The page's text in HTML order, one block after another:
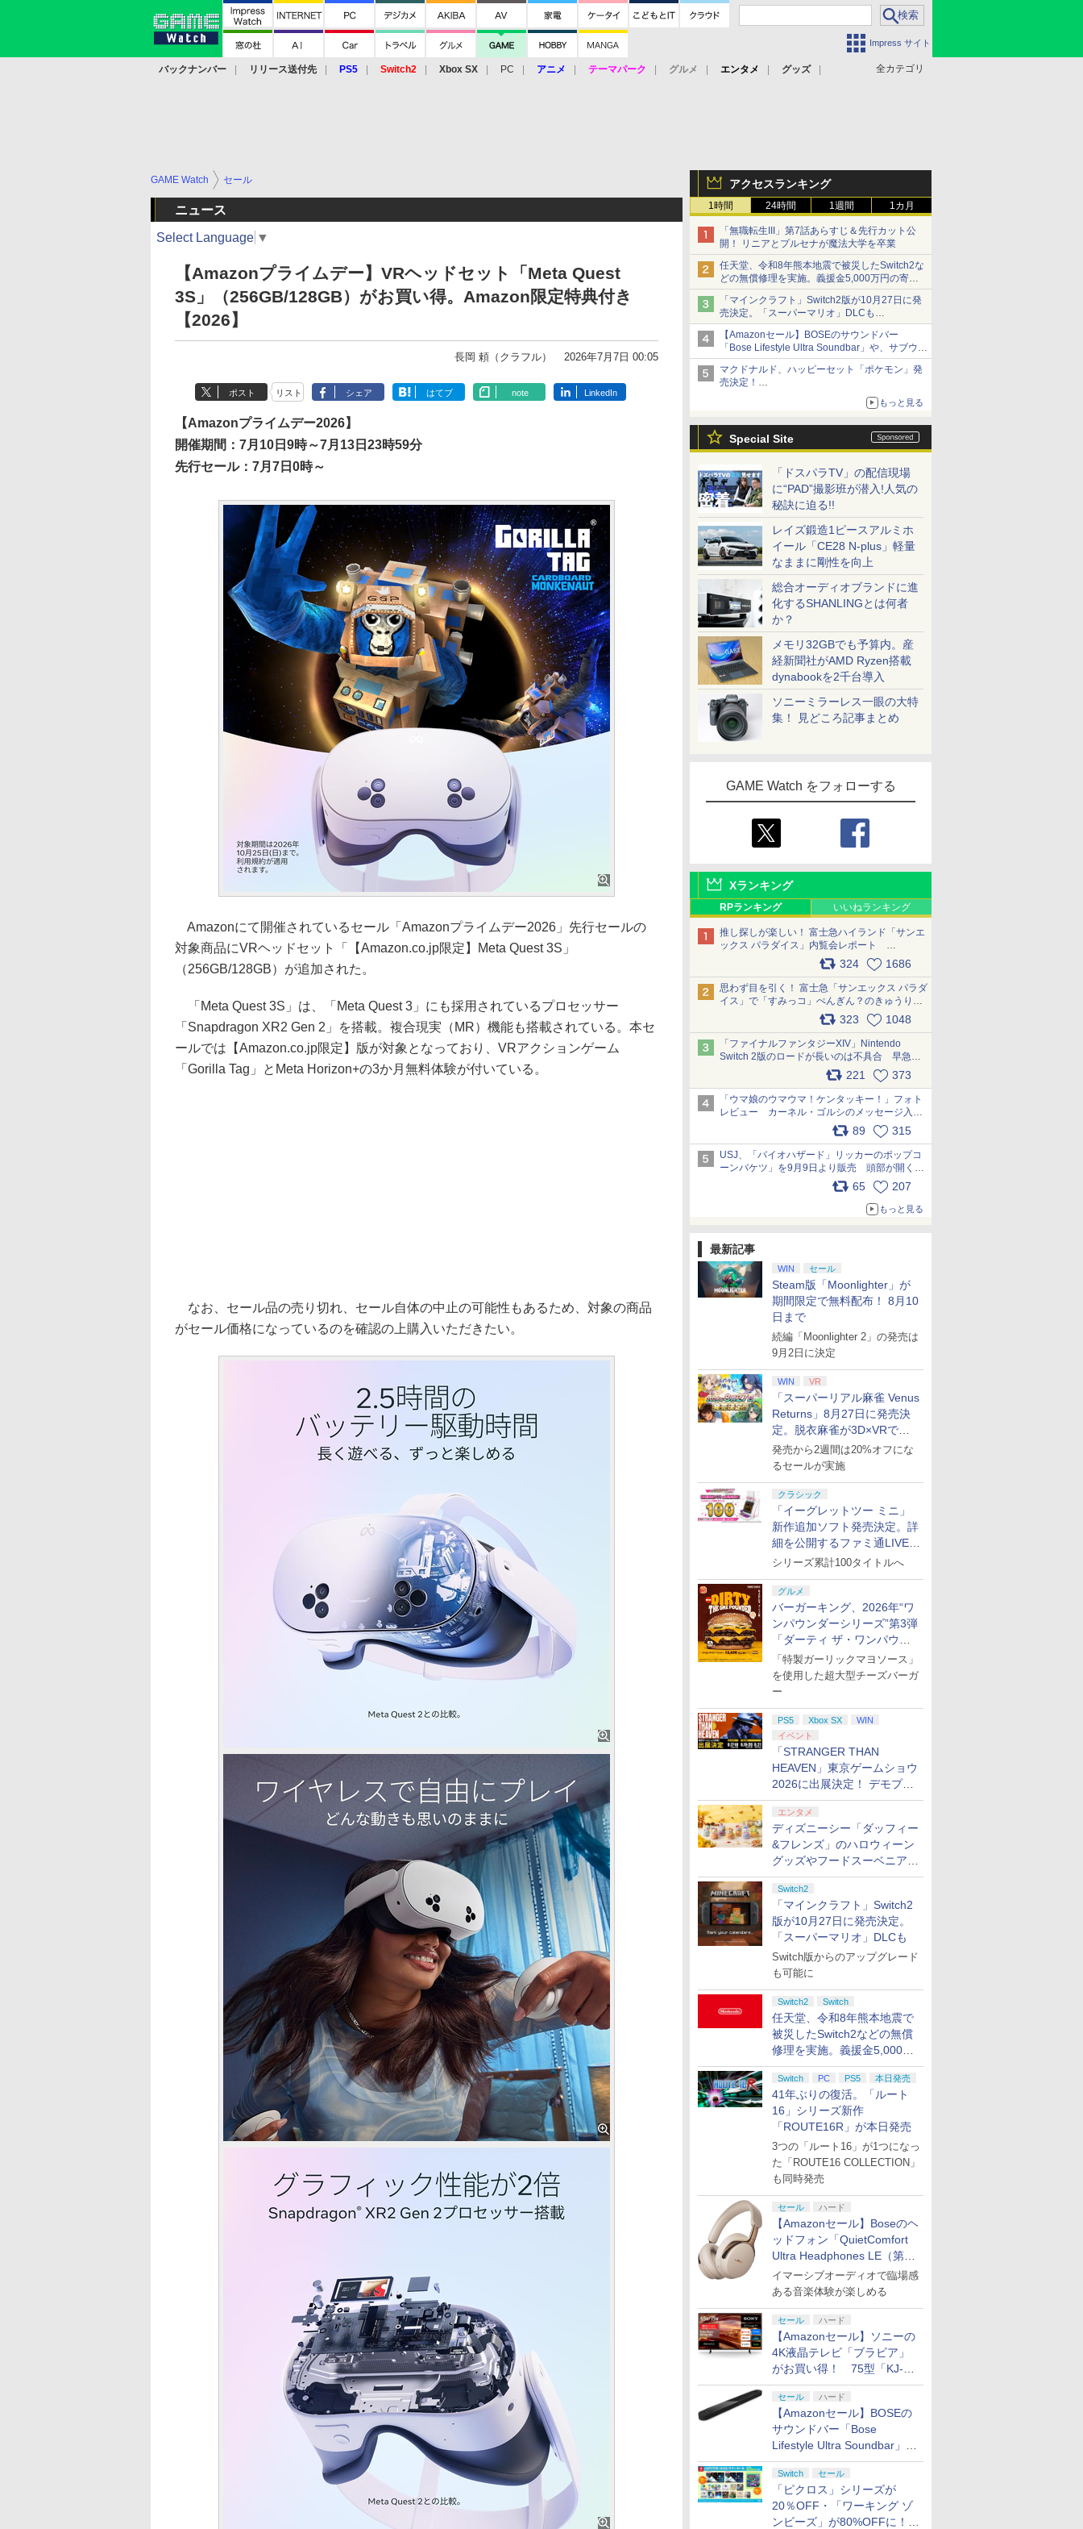
Impress サイト
全カテゴリ
バックナンバー リリース送付先 PS5 Switch2 Xbox SX PC アニメ テーマパーク グルメ エンタメ
グッズ
アクセスランキング
1時間 24時間 1週間 1カ月
「無職転生III」第7話あらすじ＆先行カット公
開！ リニアとプルセナが魔法大学を卒業
任天堂、令和8年熊本地震で被災したSwitch2な
どの無償修理を実施。義援金5,000万円の寄付
も発表
「マインクラフト」Switch2版が10月27日に発
売決定。「スーパーマリオ」DLCも
Switch版からのアップグレードも可能に
【Amazonセール】BOSEのサウンドバー
「Bose Lifestyle Ultra Soundbar」や、サブウー
ファー「Bose Lifestyle Ultra Subwoofer」など
お買い得！
マクドナルド、ハッピーセット「ポケモン」発
売決定！
ポケモン30周年記念で30匹が大集合
もっと見る
Special Site
「ドスパラTV」の配信現場
に“PAD”撮影班が潜入!人気の
秘訣に迫る!!
レイズ鍛造1ピースアルミホ
イール「CE28 N-plus」軽量
なままに剛性を向上
総合オーディオブランドに進
化するSHANLINGとは何者
か？
メモリ32GBでも予算内。産
経新聞社がAMD Ryzen搭載
dynabookを2千台導入
ソニーミラーレス一眼の大特
集！ 見どころ記事まとめ
GAME Watch をフォローする
Xランキング
RPランキング いいねランキング
推し探しが楽しい！ 富士急ハイランド「サンエ
ックス パラダイス」内覧会レポート
324 1686
思わず目を引く！ 富士急「サンエックス パラダ
イス」で「すみっコ」ぺんぎん？のきゅうりド
ッグを食べてみた イラストそのままのメニュ
ー化に挑戦。これが意外にもおいしい
pic.x.com/Kgl04hZaeg
323 1048
「ファイナルファンタジーXIV」Nintendo
Switch 2版のロードが長いのは不具合 早急に
アップデートできるよう対応中221 373
「ウマ娘のウマウマ！ケンタッキー！」フォト
レビュー カーネル・ゴルシのメッセージ入り
パッケージや描き下ろしトレカなどが登場
89 315
USJ、「バイオハザード」リッカーのポップコ
ーンバケツ」を9月9日より販売 頭部が開く仕
組み。味は恐怖を堪のう「味噌フレーバー」
65 207
もっと見る
最新記事
WIN セール
Steam版「Moonlighter」が
期間限定で無料配布！ 8月10
日まで
続編「Moonlighter 2」の発売は
9月2日に決定
WIN VR
「スーパーリアル麻雀 Venus
Returns」8月27日に発売決
定。脱衣麻雀が3D×VRで復
活
発売から2週間は20%オフにな
るセールが実施
クラシック
「イーグレットツー ミニ」
新作追加ソフト発売決定。詳
細を公開するファミ通LIVEが
8月27日20時から配信
シリーズ累計100タイトルへ
グルメ
バーガーキング、2026年“ワ
ンパウンダーシリーズ”第3弾
「ダーティ ザ・ワンパウン
ダー」を8月7日発売
「特製ガーリックマヨソース」
を使用した超大型チーズバーガ
ー
PS5 Xbox SX
WIN
イベント
「STRANGER THAN
HEAVEN」東京ゲームショウ
2026に出展決定！ デモプレ
イや体験型展示も
エンタメ
ディズニーシー「ダッフィー
&フレンズ」のハロウィーン
グッズやフードスーベニアが
8月25日より発売
Switch2
「マインクラフト」Switch2
版が10月27日に発売決定。
「スーパーマリオ」DLCも
Switch版からのアップグレード
も可能に
Switch2 Switch
任天堂、令和8年熊本地震で
被災したSwitch2などの無償
修理を実施。義援金5,000万
円の寄付も発表
Switch PC PS5 本日発売
41年ぶりの復活。「ルート
16」シリーズ新作
「ROUTE16R」が本日発売
3つの「ルート16」が1つになっ
た「ROUTE16 COLLECTION」
も同時発売
セール ハード
【Amazonセール】Boseのヘ
ッドフォン「QuietComfort
Ultra Headphones LE（第2
世代）」などお買い得価格で
登場
イマーシブオーディオで臨場感
ある音楽体験が楽しめる
セール ハード
【Amazonセール】ソニーの
4K液晶テレビ「ブラビア」
がお買い得！ 75型「KJ-
75X75WL」などラインナッ
プ
セール ハード
【Amazonセール】BOSEの
サウンドバー「Bose
Lifestyle Ultra Soundbar」
や、サブウーファー「Bose
Lifestyle Ultra Subwoofer」
などお買い得！
Switch セール
「ピクロス」シリーズが
20％OFF・「ワーキング ゾ
ンビーズ」が80%OFFに！
GAME Watch セール
ニュース
Select Language ▼
【Amazonプライムデー】VRヘッドセット「Meta Quest
3S」（256GB/128GB）がお買い得。Amazon限定特典付き
【2026】
長岡 頼（クラフル） 2026年7月7日 00:05
ポスト リスト シェア はてブ note LinkedIn
【Amazonプライムデー2026】
開催期間：7月10日9時～7月13日23時59分
先行セール：7月7日0時～
Amazonにて開催されているセール「Amazonプライムデー2026」先行セールの
対象商品にVRヘッドセット「【Amazon.co.jp限定】Meta Quest 3S」
（256GB/128GB）が追加された。
「Meta Quest 3S」は、「Meta Quest 3」にも採用されているプロセッサー
「Snapdragon XR2 Gen 2」を搭載。複合現実（MR）機能も搭載されている。本セ
ールでは【Amazon.co.jp限定】版が対象となっており、VRアクションゲーム
「Gorilla Tag」とMeta Horizon+の3か月無料体験が付いている。
なお、セール品の売り切れ、セール自体の中止の可能性もあるため、対象の商品
がセール価格になっているのを確認の上購入いただきたい。